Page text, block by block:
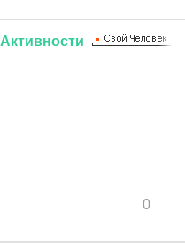
Активности
0